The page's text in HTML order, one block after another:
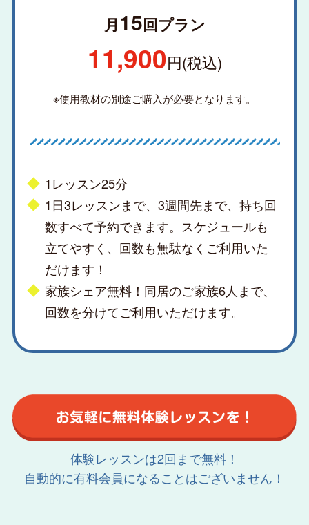
月15回プラン
11,900円(税込)
※使用教材の別途ご購入が必要となります。
1レッスン25分
1日3レッスンまで、3週間先まで、持ち回
数すべて予約できます。スケジュールも
立てやすく、回数も無駄なくご利用いた
だけます！
家族シェア無料！同居のご家族6人まで、
回数を分けてご利用いただけます。
体験レッスンは2回まで無料！
自動的に有料会員になることはございません！